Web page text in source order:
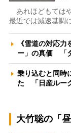
あれほどもては
最近では減速基調
《雪道の対応
ー」の真価 「
乗り込むと同時
た 「日産ルー
大竹聡の「